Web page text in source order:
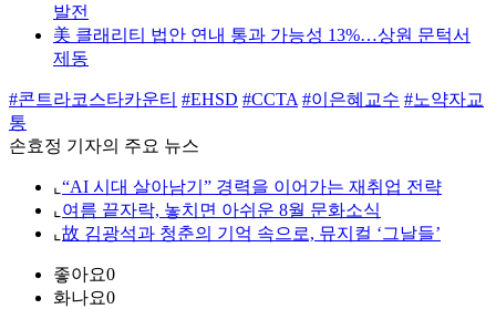
발전
美 클래리티 법안 연내 통과 가능성 13%…상원 문턱서
제동
#콘트라코스타카운티 #EHSD #CCTA #이은혜교수 #노약자교
통
손효정 기자의 주요 뉴스
⌞ “AI 시대 살아남기” 경력을 이어가는 재취업 전략
⌞ 여름 끝자락, 놓치면 아쉬운 8월 문화소식
⌞ 故 김광석과 청춘의 기억 속으로, 뮤지컬 ‘그날들’
좋아요0
화나요0